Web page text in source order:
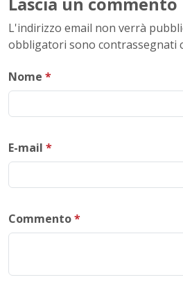
L'indirizzo email non verrà
obbligatori sono contrassegnati
Nome *
E-mail *
Commento*